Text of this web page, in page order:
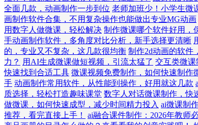
全面几款，动画制作一步到位 老师加班少！小学生微
画制作软件合集，不用复杂操作也能做出专业MG动画
用数字人做微课，轻松解决 制作微课哪个软件好用，
手动画制作软件，多角度对比分析，新手选择更清晰
的，专业又不复杂，这几款很均衡 制作2d动画的软件
力？ 用AI生成微课做短视频，引流太猛了 交互类微
快速找到合适工具 微课视频免费制作，如何快速制作
手 动画制作常用软件，从性能到操作，好用就这几款
质选择，轻松打造趣味课堂 数字人对话微课制作，快
做微课，如何快速成型，减少时间精力投入 ai微课制
推荐，看完直接上手！
ai融合课件制作：2026年教师